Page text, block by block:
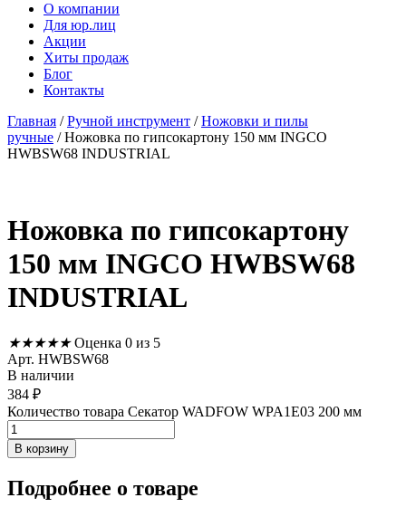
О компании
Для юр.лиц
Акции
Хиты продаж
Блог
Контакты
Главная /Ручной инструмент /Ножовки и пилы
ручные / Ножовка по гипсокартону 150 мм INGCO
HWBSW68 INDUSTRIAL
Ножовка по гипсокартону
150 мм INGCO HWBSW68
INDUSTRIAL
★★★★★ Оценка 0 из 5
Арт. HWBSW68
В наличии
384 ₽
Количество товара Секатор WADFOW WPA1E03 200 мм
В корзину
Подробнее о товаре